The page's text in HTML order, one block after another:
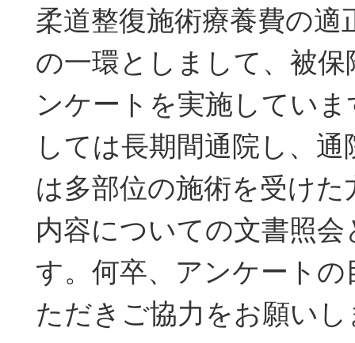
柔道整復施術療養費の適
の一環としまして、被
ンケートを実施してい
しては長期間通院し、
は多部位の施術を受け
内容についての文書照
す。何卒、アンケート
ただきご協力をお願いし